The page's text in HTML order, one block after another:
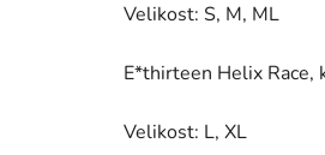
Velikost: S, M, ML
E*thirteen Helix Race,
Velikost: L, XL